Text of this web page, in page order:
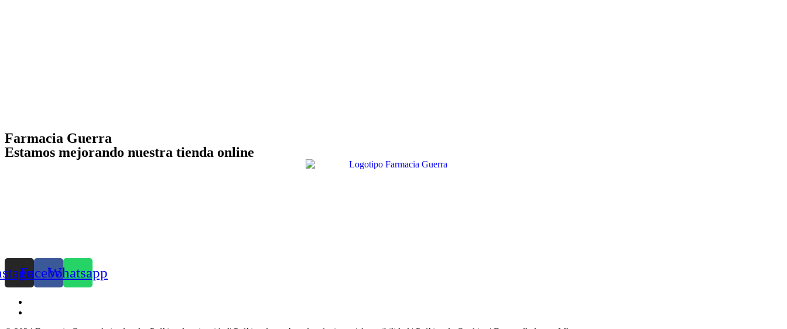
Farmacia Guerra
Estamos mejorando nuestra tienda online
FacebookWhatsapp